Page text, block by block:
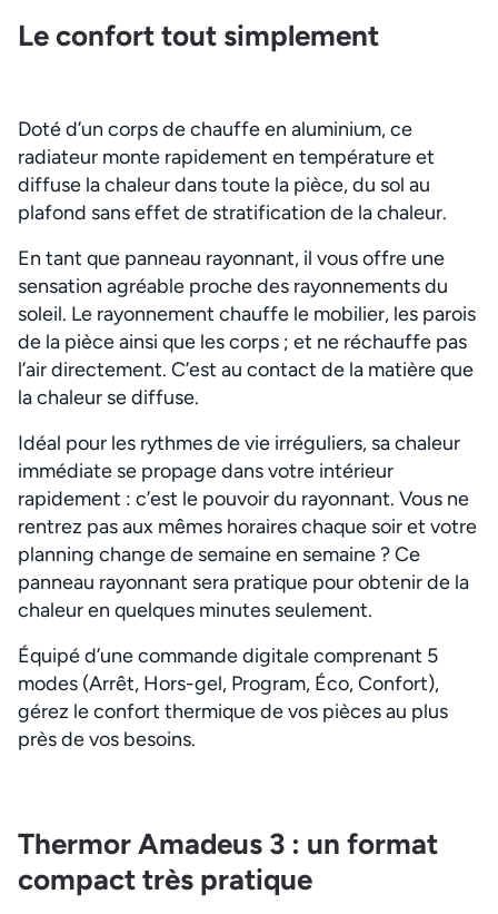
Le confort tout simplement
Doté d’un corps de chauffe en aluminium, ce
radiateur monte rapidement en température et
diffuse la chaleur dans toute la pièce, du sol au
plafond sans effet de stratification de la chaleur.
En tant que panneau rayonnant, il vous offre une
sensation agréable proche des rayonnements du
soleil. Le rayonnement chauffe le mobilier, les parois
de la pièce ainsi que les corps ; et ne réchauffe pas
l’air directement. C’est au contact de la matière que
la chaleur se diffuse.
Idéal pour les rythmes de vie irréguliers, sa chaleur
immédiate se propage dans votre intérieur
rapidement : c’est le pouvoir du rayonnant. Vous ne
rentrez pas aux mêmes horaires chaque soir et votre
planning change de semaine en semaine ? Ce
panneau rayonnant sera pratique pour obtenir de la
chaleur en quelques minutes seulement.
Équipé d’une commande digitale comprenant 5
modes (Arrêt, Hors-gel, Program, Éco, Confort),
gérez le confort thermique de vos pièces au plus
près de vos besoins.
Thermor Amadeus 3 : un format
compact très pratique